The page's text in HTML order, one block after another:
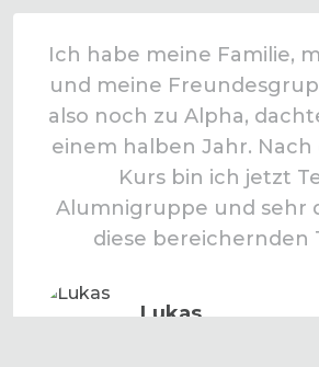
Ich habe meine Familie,
und meine
also noch zu Alpha,
einem halben Jahr.
Kurs bin ich jetzt
Alumnigruppe und sehr
diese bereichernden
Lukas